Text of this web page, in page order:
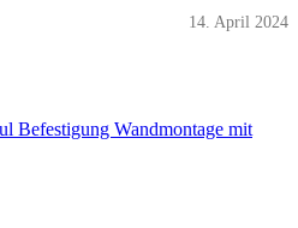
14. April 2024
Befestigung Wandmontage mit